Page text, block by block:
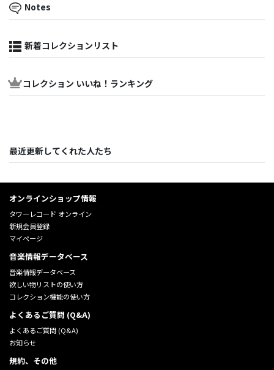
Notes
新着コレクションリスト
コレクション いいね！ランキング
最近更新してくれた人たち
オンラインショップ情報
タワーレコード オンライン
新規会員登録
マイページ
音楽情報データベース
音楽情報データベース
欲しい物リストの使い方
コレクション機能の使い方
よくあるご質問 (Q&A)
よくあるご質問 (Q&A)
お知らせ
規約、その他